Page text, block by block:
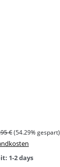
€(54.29% gespart)
1-2 days